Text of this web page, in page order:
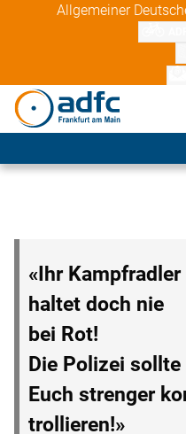
Allgemeiner
«Ihr Kampfradler
haltet doch nie
bei Rot!
Die Polizei sollte
Euch strenger
trollieren!»